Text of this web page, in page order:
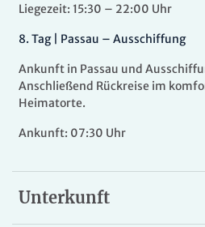
Liegezeit: 15:30 – 22:00 Uhr
8. Tag | Passau – Ausschiffung
Ankunft in Passau und
Anschließend Rückreise im
Heimatorte.
Ankunft: 07:30 Uhr
Unterkunft
VIVA TWO